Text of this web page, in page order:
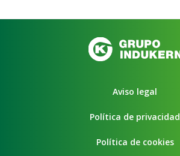
Aviso legal
Política de privacidad
Política de cookies